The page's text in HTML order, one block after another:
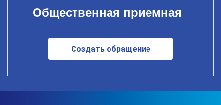
Общественная приемная
Создать обращение